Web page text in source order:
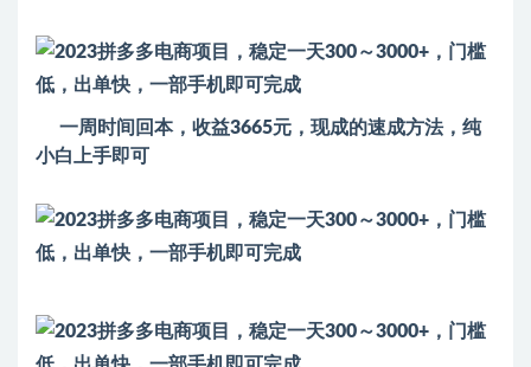
一周时间回本，收益3665元，现成的速成方法，纯
小白上手即可